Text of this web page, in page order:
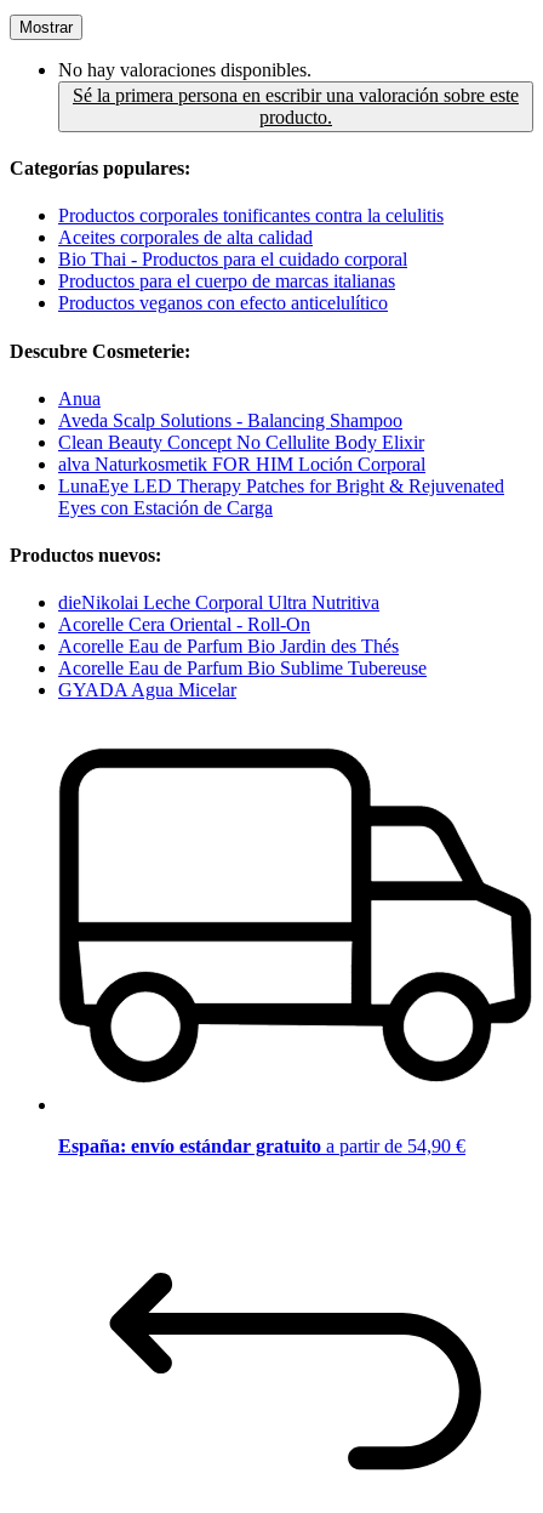
Mostrar
No hay valoraciones disponibles.
Sé la primera persona en escribir una valoración sobre este
producto.
Categorías populares:
Productos corporales tonificantes contra la celulitis
Aceites corporales de alta calidad
Bio Thai - Productos para el cuidado corporal
Productos para el cuerpo de marcas italianas
Productos veganos con efecto anticelulítico
Descubre Cosmeterie:
Anua
Aveda Scalp Solutions - Balancing Shampoo
Clean Beauty Concept No Cellulite Body Elixir
alva Naturkosmetik FOR HIM Loción Corporal
LunaEye LED Therapy Patches for Bright & Rejuvenated
Eyes con Estación de Carga
Productos nuevos:
dieNikolai Leche Corporal Ultra Nutritiva
Acorelle Cera Oriental - Roll-On
Acorelle Eau de Parfum Bio Jardin des Thés
Acorelle Eau de Parfum Bio Sublime Tubereuse
GYADA Agua Micelar
España: envío estándar gratuito a partir de 54,90 €